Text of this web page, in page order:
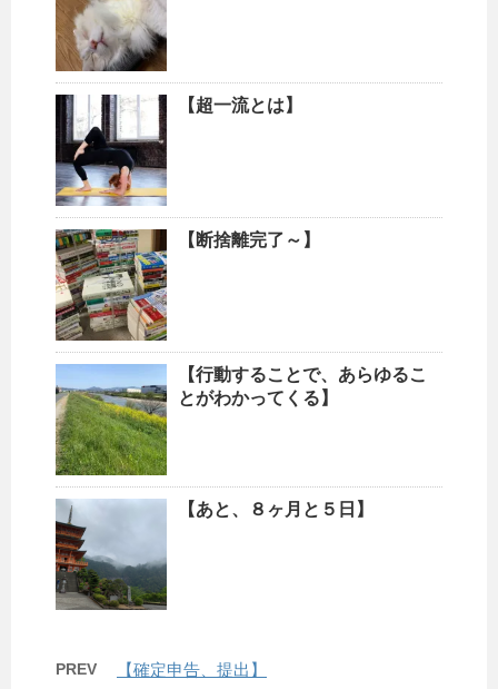
【超一流とは】
【断捨離完了～】
【行動することで、あらゆるこ
とがわかってくる】
【あと、８ヶ月と５日】
PREV 【確定申告、提出】